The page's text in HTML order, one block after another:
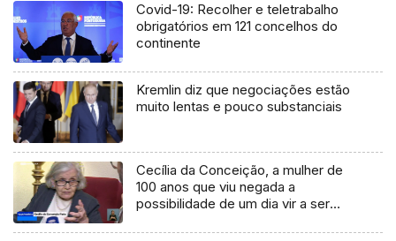
Covid-19: Recolher e teletrabalho
obrigatórios em 121 concelhos do
continente
Kremlin diz que negociações estão
muito lentas e pouco substanciais
Cecília da Conceição, a mulher de
100 anos que viu negada a
possibilidade de um dia vir a ser